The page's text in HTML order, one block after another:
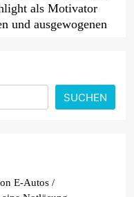
als Motivator
und ausgewogenen
jähriges Jubiläum
für Europa und
Wandel: Warum die
keine Leads
SUCHEN
E-Autos /